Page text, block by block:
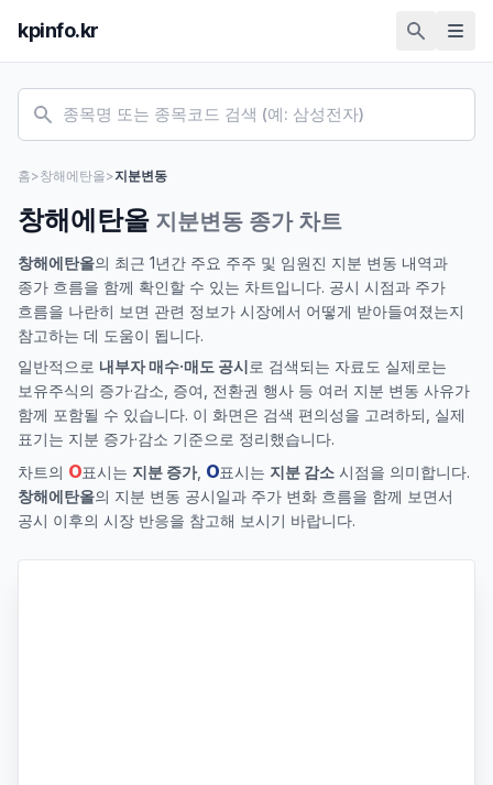
kpinfo.kr
홈>창해에탄올>지분변동
창해에탄올 지분변동 종가 차트
창해에탄올의 최근 1년간 주요 주주 및 임원진 지분 변동 내역과
종가 흐름을 함께 확인할 수 있는 차트입니다. 공시 시점과 주가
흐름을 나란히 보면 관련 정보가 시장에서 어떻게 받아들여졌는지
참고하는 데 도움이 됩니다.
일반적으로 내부자 매수·매도 공시로 검색되는 자료도 실제로는
보유주식의 증가·감소, 증여, 전환권 행사 등 여러 지분 변동 사유가
함께 포함될 수 있습니다. 이 화면은 검색 편의성을 고려하되, 실제
표기는 지분 증가·감소 기준으로 정리했습니다.
차트의 O표시는 지분 증가, O표시는 지분 감소 시점을 의미합니다.
창해에탄올의 지분 변동 공시일과 주가 변화 흐름을 함께 보면서
공시 이후의 시장 반응을 참고해 보시기 바랍니다.